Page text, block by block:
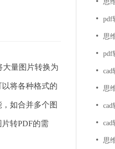
量图片转换为
将各种格式的
如合并多个图
转PDF的需
思
pdf
思
pdf
思
cad
思